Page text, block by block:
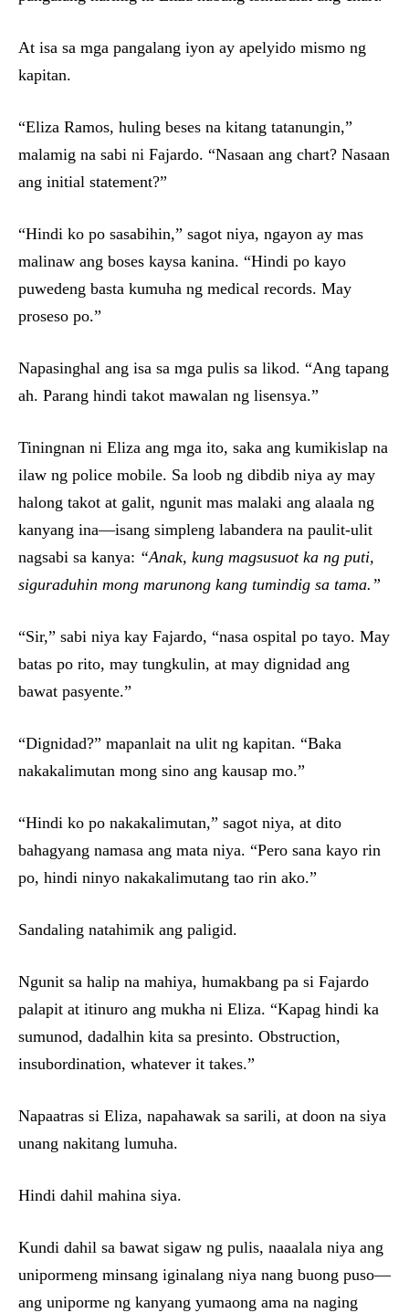
At isa sa mga pangalang iyon ay apelyido mismo ng
kapitan.
“Eliza Ramos, huling beses na kitang tatanungin,”
malamig na sabi ni Fajardo. “Nasaan ang chart? Nasaan
ang initial statement?”
“Hindi ko po sasabihin,” sagot niya, ngayon ay mas
malinaw ang boses kaysa kanina. “Hindi po kayo
puwedeng basta kumuha ng medical records. May
proseso po.”
Napasinghal ang isa sa mga pulis sa likod. “Ang tapang
ah. Parang hindi takot mawalan ng lisensya.”
Tiningnan ni Eliza ang mga ito, saka ang kumikislap na
ilaw ng police mobile. Sa loob ng dibdib niya ay may
halong takot at galit, ngunit mas malaki ang alaala ng
kanyang ina—isang simpleng labandera na paulit-ulit
nagsabi sa kanya: “Anak, kung magsusuot ka ng puti,
siguraduhin mong marunong kang tumindig sa tama.”
“Sir,” sabi niya kay Fajardo, “nasa ospital po tayo. May
batas po rito, may tungkulin, at may dignidad ang
bawat pasyente.”
“Dignidad?” mapanlait na ulit ng kapitan. “Baka
nakakalimutan mong sino ang kausap mo.”
“Hindi ko po nakakalimutan,” sagot niya, at dito
bahagyang namasa ang mata niya. “Pero sana kayo rin
po, hindi ninyo nakakalimutang tao rin ako.”
Sandaling natahimik ang paligid.
Ngunit sa halip na mahiya, humakbang pa si Fajardo
palapit at itinuro ang mukha ni Eliza. “Kapag hindi ka
sumunod, dadalhin kita sa presinto. Obstruction,
insubordination, whatever it takes.”
Napaatras si Eliza, napahawak sa sarili, at doon na siya
unang nakitang lumuha.
Hindi dahil mahina siya.
Kundi dahil sa bawat sigaw ng pulis, naaalala niya ang
unipormeng minsang iginalang niya nang buong puso—
ang uniporme ng kanyang yumaong ama na naging